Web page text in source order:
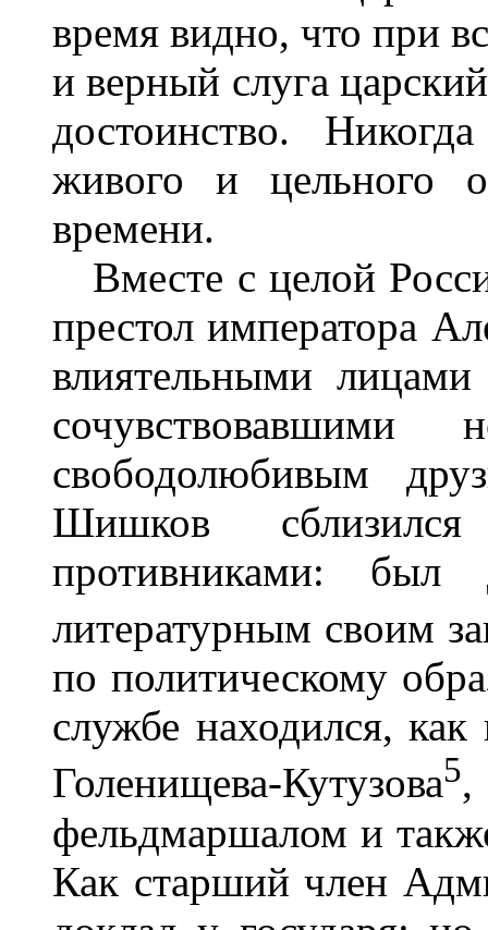
время видно, что при
и верный слуга
достоинство.
живого и цельного
времени.
Вместе с целой
престол императора
влиятельными
свободолюбивым
Шишков
противниками:
литературным своим
по политическому
службе находился,
Голенищева-Кутузова5,
фельдмаршалом и
Как старший член